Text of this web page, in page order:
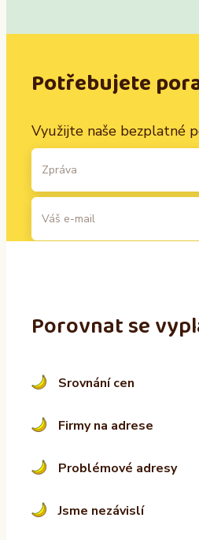
Potřebujete
Využijte naše bezplatné
e
a
i
e
Porovnat se
Srovnání cen
Firmy na adrese
Problémové adresy
Jsme nezávislí